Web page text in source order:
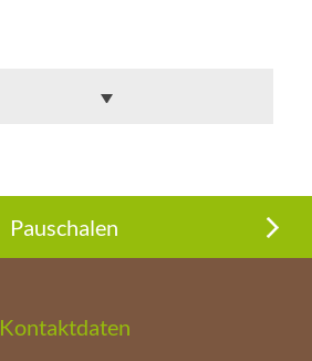
Pauschalen
Kontaktdaten